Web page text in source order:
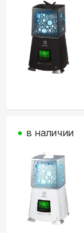
в наличии